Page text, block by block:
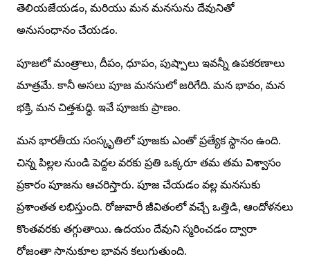
తెలియజేయడం, మరియు మన మనసును దేవునితో
అనుసంధానం చేయడం.
పూజలో మంత్రాలు, దీపం, ధూపం, పుష్పాలు ఇవన్నీ ఉపకరణాలు
మాత్రమే. కానీ అసలు పూజ మనసులో జరిగేది. మన భావం, మన
భక్తి, మన చిత్తశుద్ధి. ఇవే పూజకు ప్రాణం.
మన భారతీయ సంస్కృతిలో పూజకు ఎంతో ప్రత్యేక స్థానం ఉంది.
చిన్న పిల్లల నుండి పెద్దల వరకు ప్రతి ఒక్కరూ తమ తమ విశ్వాసం
ప్రకారం పూజను ఆచరిస్తారు. పూజ చేయడం వల్ల మనసుకు
ప్రశాంతత లభిస్తుంది. రోజువారీ జీవితంలో వచ్చే ఒత్తిడి, ఆందోళనలు
కొంతవరకు తగ్గుతాయి. ఉదయం దేవుని స్మరించడం ద్వారా
రోజంతా సానుకూల భావన కలుగుతుంది.